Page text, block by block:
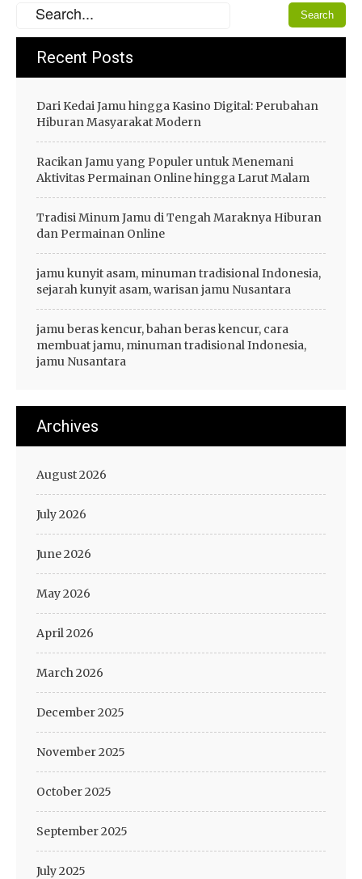
Recent Posts
Dari Kedai Jamu hingga Kasino Digital: Perubahan
Hiburan Masyarakat Modern
Racikan Jamu yang Populer untuk Menemani
Aktivitas Permainan Online hingga Larut Malam
Tradisi Minum Jamu di Tengah Maraknya Hiburan
dan Permainan Online
jamu kunyit asam, minuman tradisional Indonesia,
sejarah kunyit asam, warisan jamu Nusantara
jamu beras kencur, bahan beras kencur, cara
membuat jamu, minuman tradisional Indonesia,
jamu Nusantara
Archives
August 2026
July 2026
June 2026
May 2026
April 2026
March 2026
December 2025
November 2025
October 2025
September 2025
July 2025